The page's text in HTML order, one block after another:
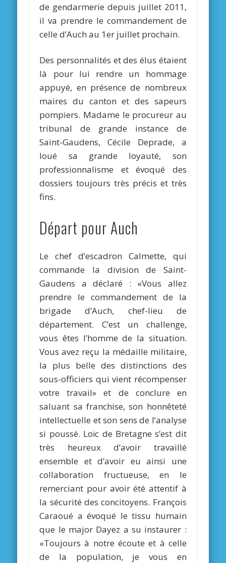
de gendarmerie depuis juillet 2011,
il va prendre le commandement de
celle d’Auch au 1er juillet prochain.
Des personnalités et des élus étaient
là pour lui rendre un hommage
appuyé, en présence de nombreux
maires du canton et des sapeurs
pompiers. Madame le procureur au
tribunal de grande instance de
Saint-Gaudens, Cécile Deprade, a
loué sa grande loyauté, son
professionnalisme et évoqué des
dossiers toujours très précis et très
fins.
Départ pour Auch
Le chef d’escadron Calmette, qui
commande la division de Saint-
Gaudens a déclaré : «Vous allez
prendre le commandement de la
brigade d’Auch, chef-lieu de
département. C’est un challenge,
vous êtes l’homme de la situation.
Vous avez reçu la médaille militaire,
la plus belle des distinctions des
sous-officiers qui vient récompenser
votre travail» et de conclure en
saluant sa franchise, son honnêteté
intellectuelle et son sens de l’analyse
si poussé. Loïc de Bretagne s’est dit
très heureux d’avoir travaillé
ensemble et d’avoir eu ainsi une
collaboration fructueuse, en le
remerciant pour avoir été attentif à
la sécurité des concitoyens. François
Caraoué a évoqué le tissu humain
que le major Dayez a su instaurer :
«Toujours à notre écoute et à celle
de la population, je vous en